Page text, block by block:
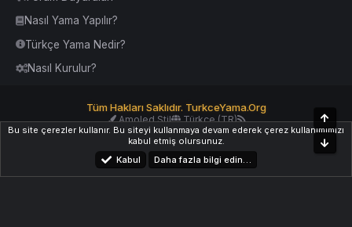
Nasıl Yama Yapılır?
Türkçe Yama Nedir?
Nasıl Kurulur?
Tüm Hakları Saklıdır. TurkceYama.Org
Amoled Stil
Türkçe (TR)
YardımİletişimKurallar Yukarı Dön
Bu site çerezler kullanır. Bu siteyi kullanmaya devam ederek çerez kullanımımızı
kabul etmiş olursunuz.
Kabul
Daha fazla bilgi edin…